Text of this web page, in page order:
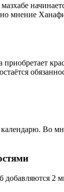
мнение
Во
2